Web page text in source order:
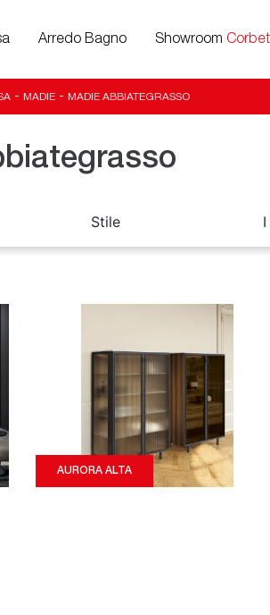
Arredo Bagno Showroom
- MADIE - MADIE ABBIATEGRASSO
Stile
AURORA ALTA